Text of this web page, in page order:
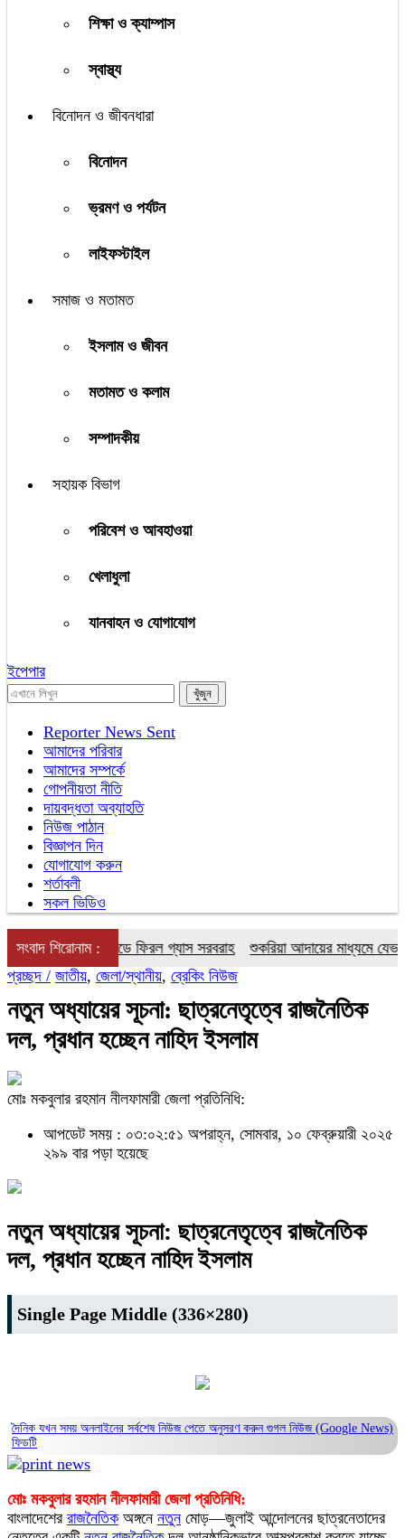
শিক্ষা ও ক্যাম্পাস
স্বাস্থ্য
বিনোদন ও জীবনধারা
বিনোদন
ভ্রমণ ও পর্যটন
লাইফস্টাইল
সমাজ ও মতামত
ইসলাম ও জীবন
মতামত ও কলাম
সম্পাদকীয়
সহায়ক বিভাগ
পরিবেশ ও আবহাওয়া
খেলাধুলা
যানবাহন ও যোগাযোগ
ইপেপার
Reporter News Sent
আমাদের পরিবার
আমাদের সম্পর্কে
গোপনীয়তা নীতি
দায়বদ্ধতা অব্যাহতি
নিউজ পাঠান
বিজ্ঞাপন দিন
যোগাযোগ করুন
শর্তাবলী
সকল ভিডিও
সংবাদ শিরোনাম :
আংশিক চালু, গ্রিডে ফিরল গ্যাস সরবরাহ
শুকরিয়া আদায়ের মাধ্যমে যেভাবে
প্রচ্ছদ / জাতীয়, জেলা/স্থানীয়, ব্রেকিং নিউজ
নতুন অধ্যায়ের সূচনা: ছাত্রনেতৃত্বে রাজনৈতিক
দল, প্রধান হচ্ছেন নাহিদ ইসলাম
মোঃ মকবুলার রহমান নীলফামারী জেলা প্রতিনিধি:
আপডেট সময় : ০৩:০২:৫১ অপরাহ্ন, সোমবার, ১০ ফেব্রুয়ারী ২০২৫
২৯৯ বার পড়া হয়েছে
নতুন অধ্যায়ের সূচনা: ছাত্রনেতৃত্বে রাজনৈতিক
দল, প্রধান হচ্ছেন নাহিদ ইসলাম
Single Page Middle (336×280)
দৈনিক যখন সময় অনলাইনের সর্বশেষ নিউজ পেতে অনুসরণ করুন গুগল নিউজ (Google News)
ফিডটি
মোঃ মকবুলার রহমান নীলফামারী জেলা প্রতিনিধি:
বাংলাদেশের রাজনৈতিকঅঙ্গনে নতুন মোড়—জুলাই আন্দোলনের ছাত্রনেতাদের